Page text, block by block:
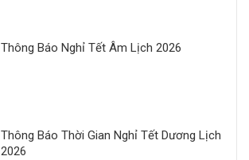
Thông Báo Nghỉ Tết Âm Lịch 2026
Thông Báo Thời Gian Nghỉ Tết Dương Lịch
2026